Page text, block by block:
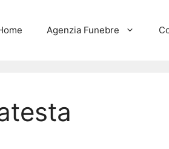
Agenzia Funebre